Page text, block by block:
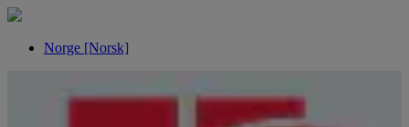
Norge [Norsk]